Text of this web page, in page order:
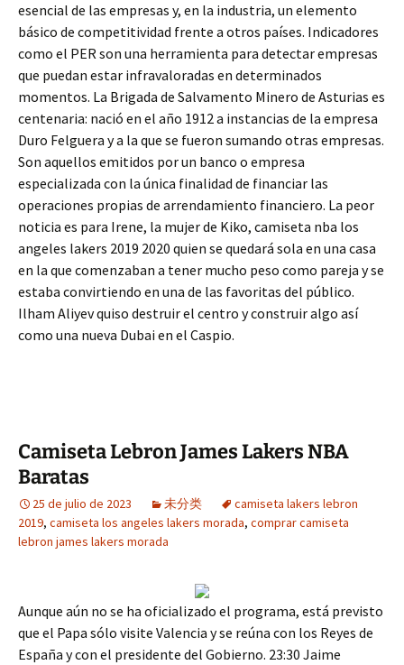
esencial de las empresas y, en la industria, un elemento
básico de competitividad frente a otros países. Indicadores
como el PER son una herramienta para detectar empresas
que puedan estar infravaloradas en determinados
momentos. La Brigada de Salvamento Minero de Asturias es
centenaria: nació en el año 1912 a instancias de la empresa
Duro Felguera y a la que se fueron sumando otras empresas.
Son aquellos emitidos por un banco o empresa
especializada con la única finalidad de financiar las
operaciones propias de arrendamiento financiero. La peor
noticia es para Irene, la mujer de Kiko, camiseta nba los
angeles lakers 2019 2020 quien se quedará sola en una casa
en la que comenzaban a tener mucho peso como pareja y se
estaba convirtiendo en una de las favoritas del público.
Ilham Aliyev quiso destruir el centro y construir algo así
como una nueva Dubai en el Caspio.
Camiseta Lebron James Lakers NBA
Baratas
25 de julio de 2023 未分类
camiseta lakers lebron
2019, camiseta los angeles lakers morada, comprar camiseta
lebron james lakers morada
Aunque aún no se ha oficializado el programa, está previsto
que el Papa sólo visite Valencia y se reúna con los Reyes de
España y con el presidente del Gobierno. 23:30 Jaime